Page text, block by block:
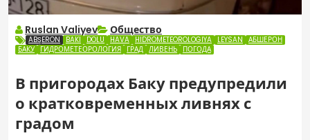
Ruslan Valiyev Общество
ABŞERON BAKI DOLU HAVA HIDROMETEOROLOGIYA LEYSAN АБШЕРОН
БАКУ ГИДРОМЕТЕОРОЛОГИЯ ГРАД ЛИВЕНЬ ПОГОДА
В пригородах Баку предупредили
о кратковременных ливнях с
градом